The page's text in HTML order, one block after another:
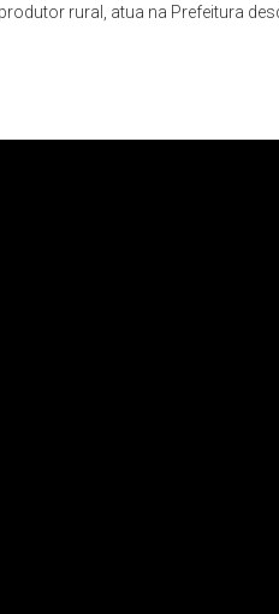
rural, atua na Prefeitura